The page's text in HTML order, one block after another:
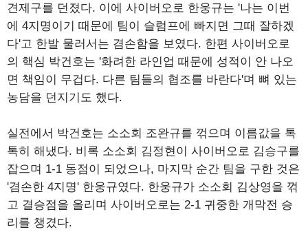
견제구를 던졌다. 이에 사이버오로 한웅규는 '나는 이번
에 4지명이기 때문에 팀이 슬럼프에 빠지면 그때 잘하겠
다'고 한발 물러서는 겸손함을 보였다. 한편 사이버오로
의 핵심 박건호는 '화려한 라인업 때문에 성적이 안 나오
면 책임이 무겁다. 다른 팀들의 협조를 바란다'며 뼈 있는
농담을 던지기도 했다.
실전에서 박건호는 소소회 조완규를 꺾으며 이름값을 톡
톡히 해냈다. 비록 소소회 김정현이 사이버오로 김승구를
잡으며 1-1 동점이 되었으나, 마지막 순간 팀을 구한 것은
'겸손한 4지명' 한웅규였다. 한웅규가 소소회 김상영을 꺾
고 결승점을 올리며 사이버오로는 2-1 귀중한 개막전 승
리를 챙겼다.